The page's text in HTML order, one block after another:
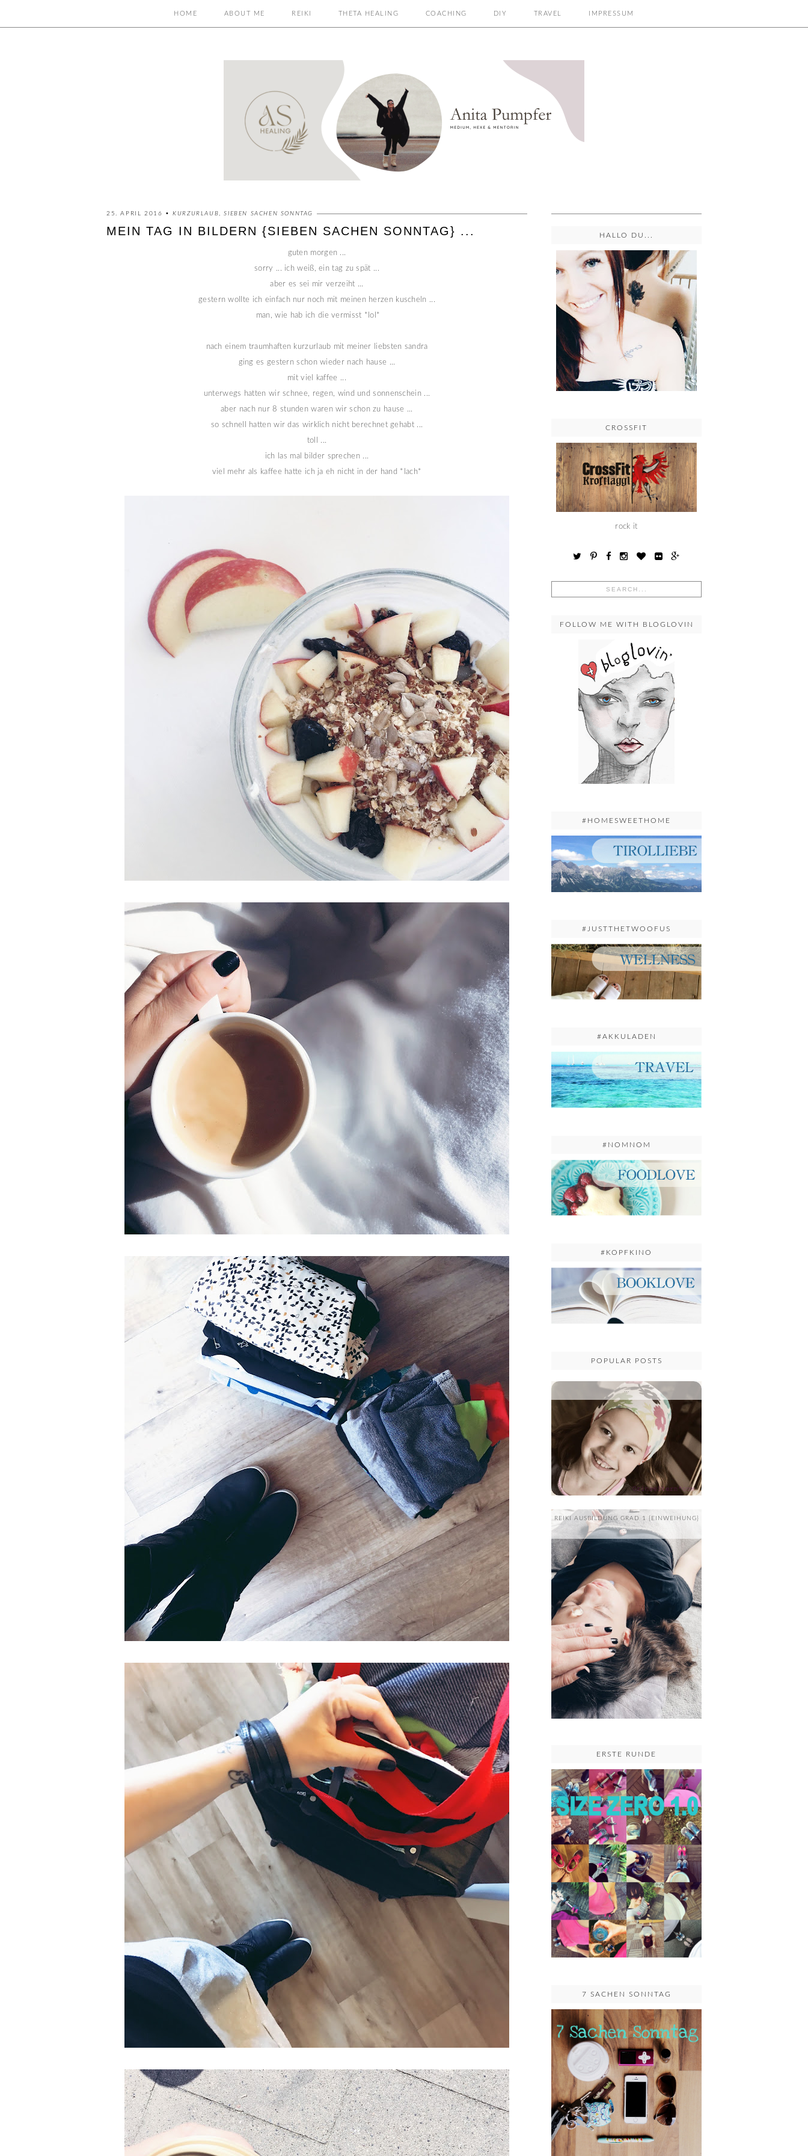
HOME ABOUT ME REIKI THETA HEALING COACHING DIY TRAVEL IMPRESSUM
25. APRIL 2016 •KURZURLAUB,SIEBEN SACHEN SONNTAG
MEIN TAG IN BILDERN {SIEBEN SACHEN SONNTAG} ...
guten morgen ...
sorry ... ich weiß, ein tag zu spät ...
aber es sei mir verzeiht ...
gestern wollte ich einfach nur noch mit meinen herzen kuscheln ...
man, wie hab ich die vermisst *lol*
nach einem traumhaften kurzurlaub mit meiner liebsten sandra
ging es gestern schon wieder nach hause ...
mit viel kaffee ...
unterwegs hatten wir schnee, regen, wind und sonnenschein ...
aber nach nur 8 stunden waren wir schon zu hause ...
so schnell hatten wir das wirklich nicht berechnet gehabt ...
toll ...
ich las mal bilder sprechen ...
viel mehr als kaffee hatte ich ja eh nicht in der hand *lach*
HALLO DU...
CROSSFIT
rock it
FOLLOW ME WITH BLOGLOVIN
#HOMESWEETHOME
#JUSTTHETWOOFUS
#AKKULADEN
#NOMNOM
#KOPFKINO
POPULAR POSTS
...
REIKI AUSBILDUNG GRAD 1 {EINWEIHUNG}
....
ERSTE RUNDE
7 SACHEN SONNTAG